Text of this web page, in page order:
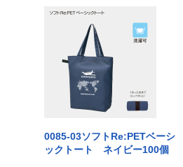
0085-03ソフトRe:PETベーシ
ックトート ネイビー100個